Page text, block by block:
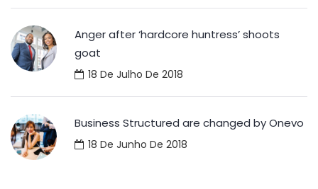
Anger after ‘hardcore huntress’ shoots
goat
18 De Julho De 2018
Business Structured are changed by Onevo
18 De Junho De 2018